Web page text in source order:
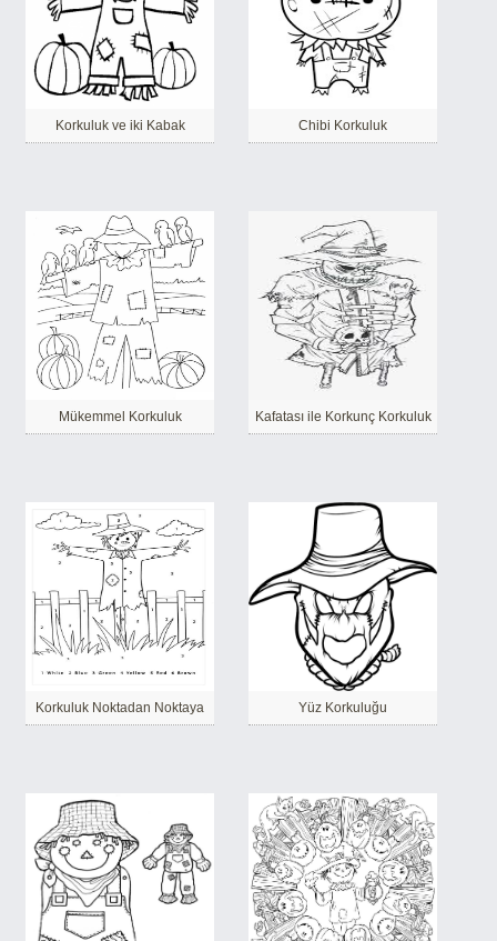
Korkuluk ve iki Kabak Chibi Korkuluk
Mükemmel Korkuluk Kafatası ile Korkunç Korkuluk
Korkuluk Noktadan Noktaya Yüz Korkuluğu